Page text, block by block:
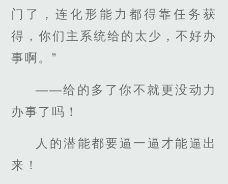
门了，连化形能力都得靠任务获
得，你们主系统给的太少，不好办
事啊。”
——给的多了你不就更没动力
办事了吗！
人的潜能都要逼一逼才能逼出
来！